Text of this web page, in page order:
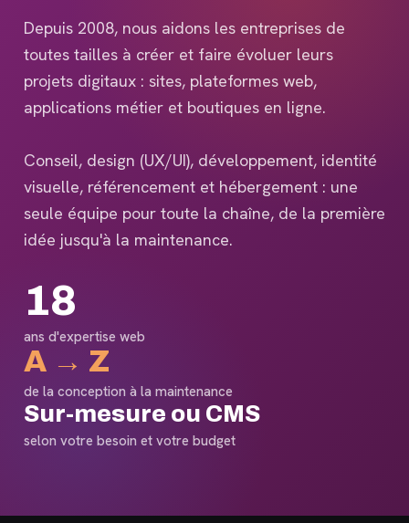
Depuis 2008, nous aidons les entreprises de
toutes tailles à créer et faire évoluer leurs
projets digitaux : sites, plateformes web,
applications métier et boutiques en ligne.
Conseil, design (UX/UI), développement, identité
visuelle, référencement et hébergement : une
seule équipe pour toute la chaîne, de la première
idée jusqu'à la maintenance.
18
ans d'expertise web
A → Z
de la conception à la maintenance
Sur-mesure ou CMS
selon votre besoin et votre budget